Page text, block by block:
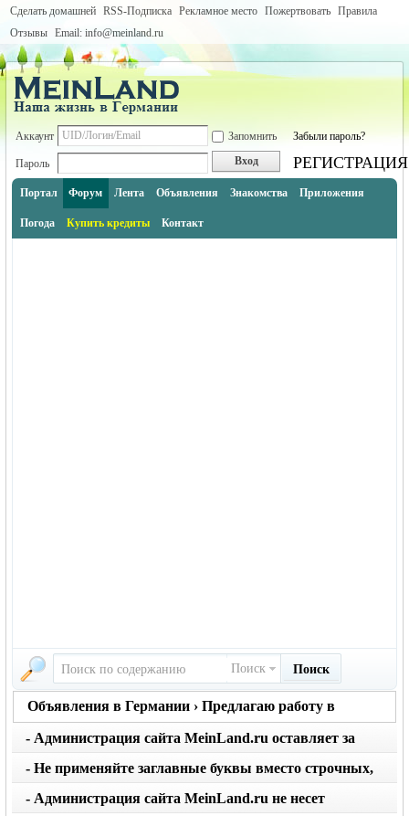
Сделать домашней RSS-Подписка Рекламное место Пожертвовать Правила
Отзывы Email: info@meinland.ru
Аккаунт Запомнить Забыли пароль?
Пароль Вход РЕГИСТРАЦИЯ
Портал Форум Лента Объявления Знакомства Приложения
Погода Купить кредиты Контакт
Поиск Поиск
Объявления в Германии › Предлагаю работу в
Германии
- Администрация сайта MeinLand.ru оставляет за
собой право редактировать объявление, не искажая
его смысл
- Не применяйте заглавные буквы вместо строчных,
последует удаление объявления
- Администрация сайта MeinLand.ru не несет